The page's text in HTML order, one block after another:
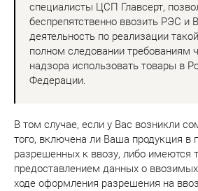
специалисты ЦСП Главсерт,
беспрепятственно ввозить РЭС и
деятельность по реализации
полном следовании требованиям
надзора использовать товары в
Федерации.
В том случае, если у Вас возникли
того, включена ли Ваша продукция в
разрешенных к ввозу, либо имеются
предоставлением данных о ввозимых
ходе оформления разрешения на